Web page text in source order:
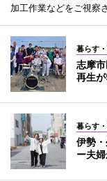
加工作業などをご視察
暮らす
志摩
再生
暮らす
伊勢
ー夫